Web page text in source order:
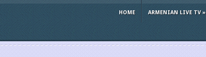
HOME ARMENIAN LIVE TV»